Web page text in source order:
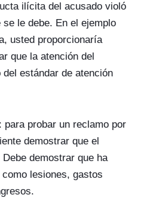
ilícita del acusado violó
le debe. En el ejemplo
usted proporcionaría
que la atención del
estándar de atención
probar un reclamo por
demostrar que el
demostrar que ha
lesiones, gastos